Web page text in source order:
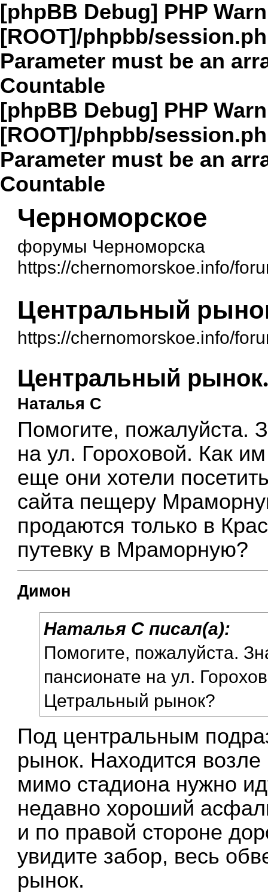
[phpBB Debug] PHP
[ROOT]/phpbb/
Parameter must be an
Countable
[phpBB Debug] PHP
[ROOT]/phpbb/
Parameter must be an
Countable
Черноморское
форумы Черноморска
https://chernomorskoe.info/
Центральный
https://chernomorskoe.info/
Центральный
Наталья C
Помогите, пожалуйста.
на ул. Гороховой. Как
еще они хотели
сайта пещеру
продаются только в
путевку в Мраморную?
Димон
Наталья C писал(а):
Помогите, пожалуйста.
пансионате на ул.
Цетральный рынок?
Под центральным
рынок. Находится
мимо стадиона нужно
недавно хороший
и по правой стороне
увидите забор, весь
рынок.